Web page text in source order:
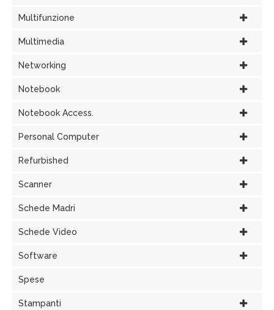
Multifunzione
Multimedia
Networking
Notebook
Notebook Access.
Personal Computer
Refurbished
Scanner
Schede Madri
Schede Video
Software
Spese
Stampanti